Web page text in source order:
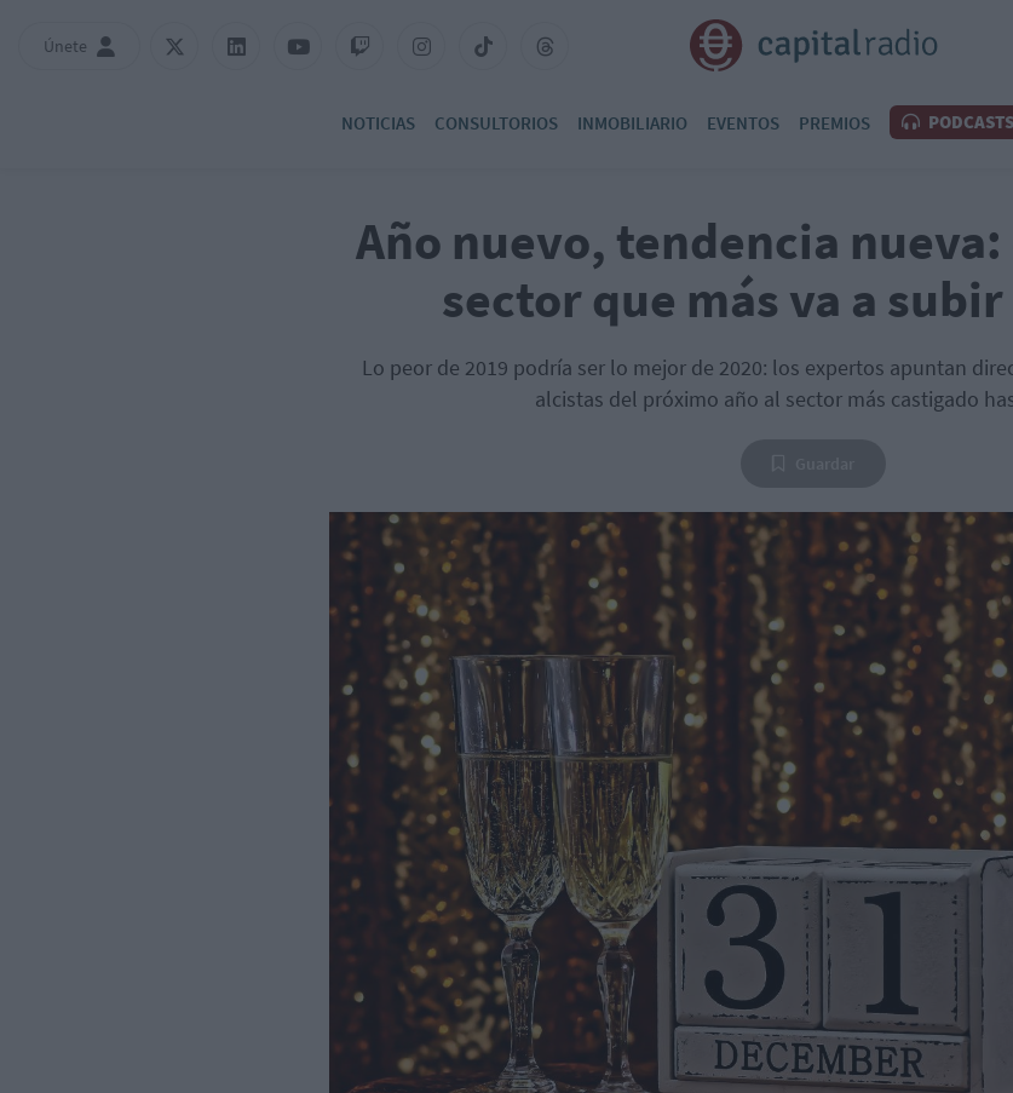
Únete
NOTICIAS CONSULTORIOS INMOBILIARIO EVENTOS PREMIOS PODCASTS
Año nuevo, tendencia
sector que más va a subir
Lo peor de 2019 podría ser lo mejor de 2020: los expertos apuntan
alcistas del próximo año al sector más castigado